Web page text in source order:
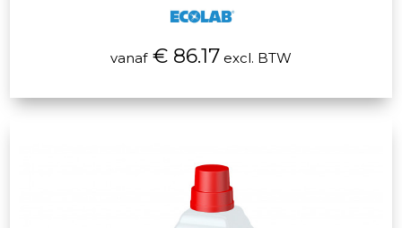
vanaf€ 86.17 excl. BTW